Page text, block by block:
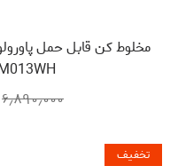
۶٫۸۹۰٫۰۰۰
تخفیف